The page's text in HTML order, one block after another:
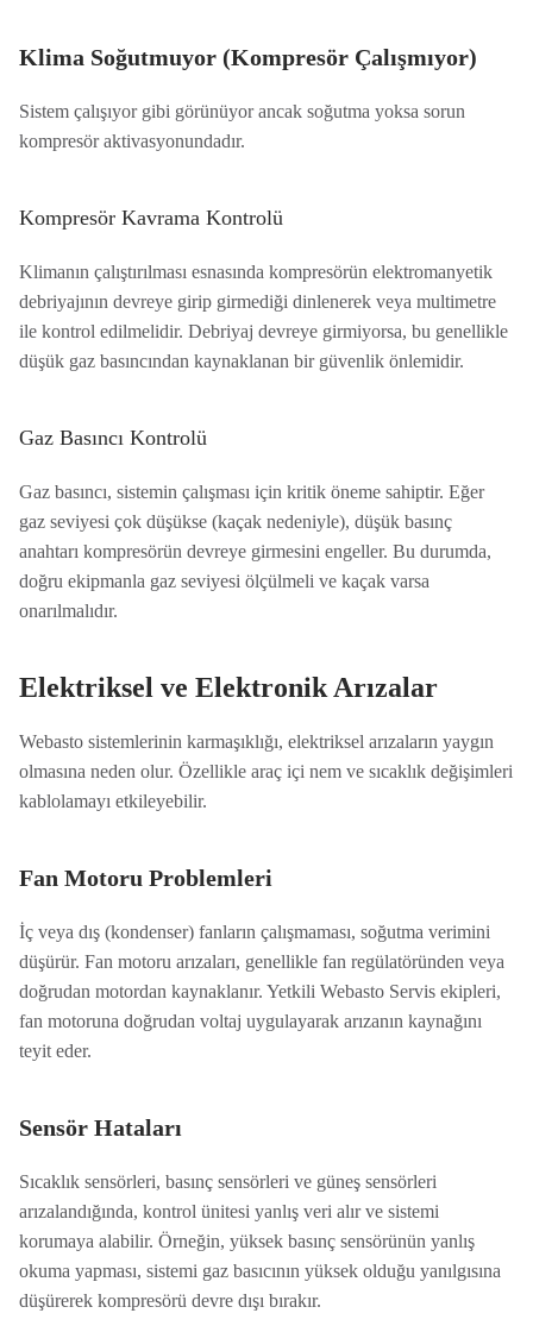
Klima Soğutmuyor (Kompresör Çalışmıyor)
Sistem çalışıyor gibi görünüyor ancak soğutma yoksa sorun
kompresör aktivasyonundadır.
Kompresör Kavrama Kontrolü
Klimanın çalıştırılması esnasında kompresörün elektromanyetik
debriyajının devreye girip girmediği dinlenerek veya multimetre
ile kontrol edilmelidir. Debriyaj devreye girmiyorsa, bu genellikle
düşük gaz basıncından kaynaklanan bir güvenlik önlemidir.
Gaz Basıncı Kontrolü
Gaz basıncı, sistemin çalışması için kritik öneme sahiptir. Eğer
gaz seviyesi çok düşükse (kaçak nedeniyle), düşük basınç
anahtarı kompresörün devreye girmesini engeller. Bu durumda,
doğru ekipmanla gaz seviyesi ölçülmeli ve kaçak varsa
onarılmalıdır.
Elektriksel ve Elektronik Arızalar
Webasto sistemlerinin karmaşıklığı, elektriksel arızaların yaygın
olmasına neden olur. Özellikle araç içi nem ve sıcaklık değişimleri
kablolamayı etkileyebilir.
Fan Motoru Problemleri
İç veya dış (kondenser) fanların çalışmaması, soğutma verimini
düşürür. Fan motoru arızaları, genellikle fan regülatöründen veya
doğrudan motordan kaynaklanır. Yetkili Webasto Servis ekipleri,
fan motoruna doğrudan voltaj uygulayarak arızanın kaynağını
teyit eder.
Sensör Hataları
Sıcaklık sensörleri, basınç sensörleri ve güneş sensörleri
arızalandığında, kontrol ünitesi yanlış veri alır ve sistemi
korumaya alabilir. Örneğin, yüksek basınç sensörünün yanlış
okuma yapması, sistemi gaz basıcının yüksek olduğu yanılgısına
düşürerek kompresörü devre dışı bırakır.